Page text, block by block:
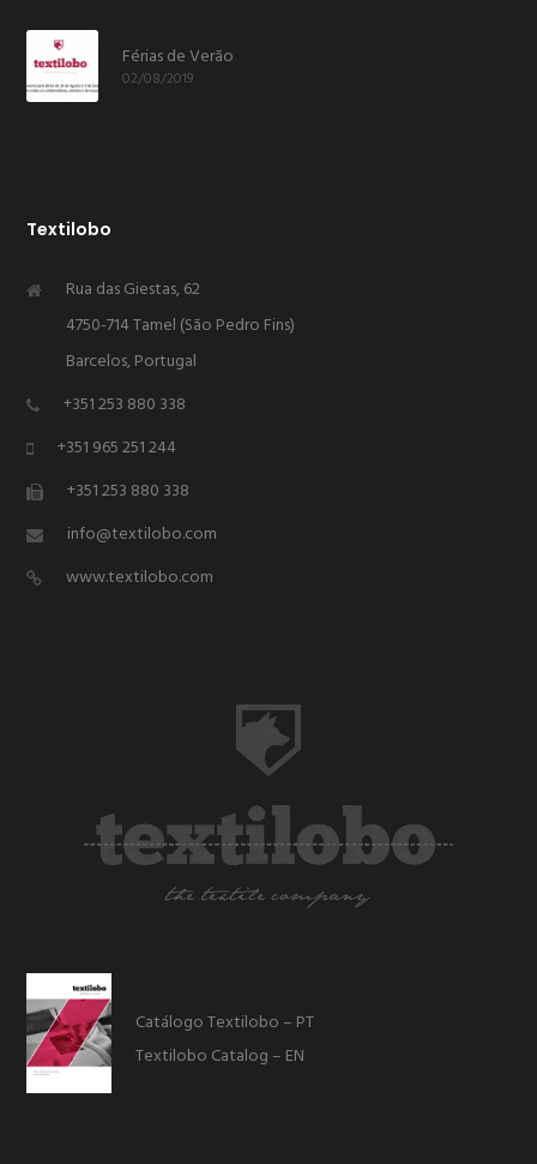
Férias de Verão
02/08/2019
Textilobo
Rua das Giestas, 62
4750-714 Tamel (São Pedro Fins)
Barcelos, Portugal
+351 253 880 338
+351 965 251 244
+351 253 880 338
info@textilobo.com
www.textilobo.com
Catálogo Textilobo – PT
Textilobo Catalog – EN